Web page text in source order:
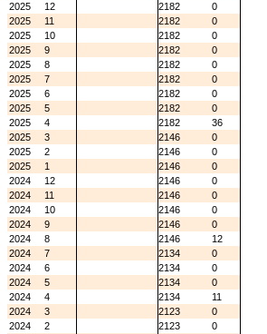
2025
12 2182
0
2025
11 2182
0
2025
10 2182
0
2025
9 2182
0
2025
8 2182
0
2025
7 2182
0
2025
6 2182
0
2025
5 2182
0
2025
4 2182
36
2025
3 2146
0
2025
2 2146
0
2025
1 2146
0
2024
12 2146
0
2024
11 2146
0
2024
10 2146
0
2024
9 2146
0
2024
8 2146
12
2024
7 2134
0
2024
6 2134
0
2024
5 2134
0
2024
4 2134
11
2024
3 2123
0
2024
2 2123
0